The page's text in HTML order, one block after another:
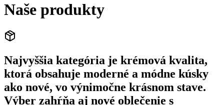
Naše produkty
Najvyššia kategória je krémová kvalita,
ktorá obsahuje moderné a módne kúsky
ako nové, vo výnimočne krásnom stave.
Výber zahŕňa aj nové oblečenie s